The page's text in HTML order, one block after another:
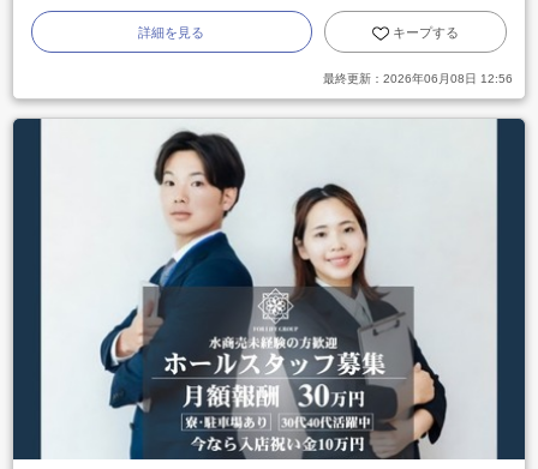
詳細を見る キープする
最終更新： 2026年06月08日 12:56